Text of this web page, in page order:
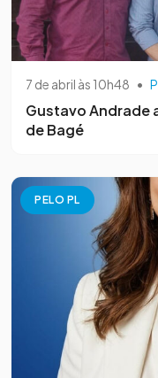
7 de abril às 10h48 •
Gustavo Andrade
de Bagé
PELO PL